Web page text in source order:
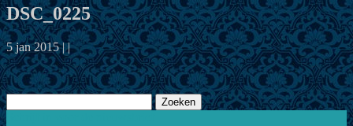
DSC_0225
5 jan 2015 | |
Zoeken
naar: